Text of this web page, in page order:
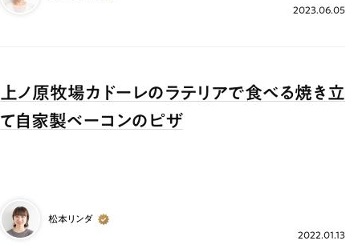
2023.06.05
上ノ原牧場カドーレのラテリアで食べる焼き立
て自家製ベーコンのピザ
松本リンダ
2022.01.13